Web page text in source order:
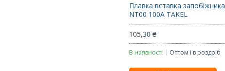
Плавка вставка запобіжника
NT00 100А TAKEL
105,30 ₴
В наявності Оптом і в роздріб